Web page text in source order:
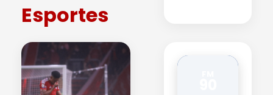
Esportes